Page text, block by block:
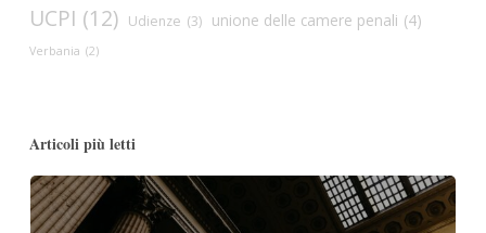
UCPI (12) Udienze (3) unione delle camere penali (4)
Verbania (2)
Articoli più letti